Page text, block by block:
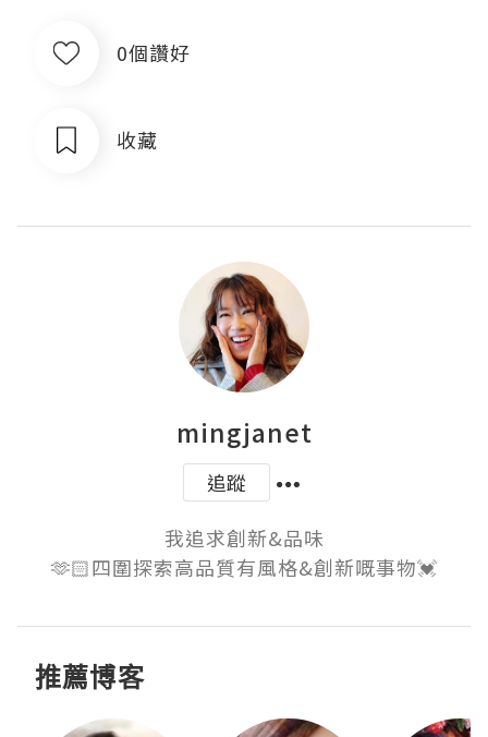
0個讚好
收藏
mingjanet
追蹤
我追求創新&品味
🫶🏻四圍探索高品質有風格&創新嘅事物💓
推薦博客